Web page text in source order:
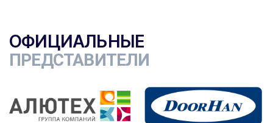
ОФИЦИАЛЬНЫЕ
ПРЕДСТАВИТЕЛИ